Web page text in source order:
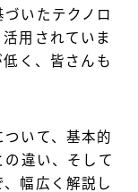
いたテクノロ
用されていま
く、皆さんも
いて、基本的
違い、そして
幅広く解説し